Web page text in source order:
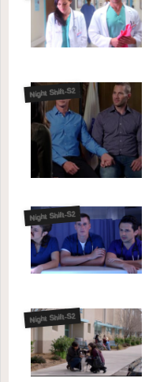
Night Shift-S2
Night Shift-S2
Night Shift-S2